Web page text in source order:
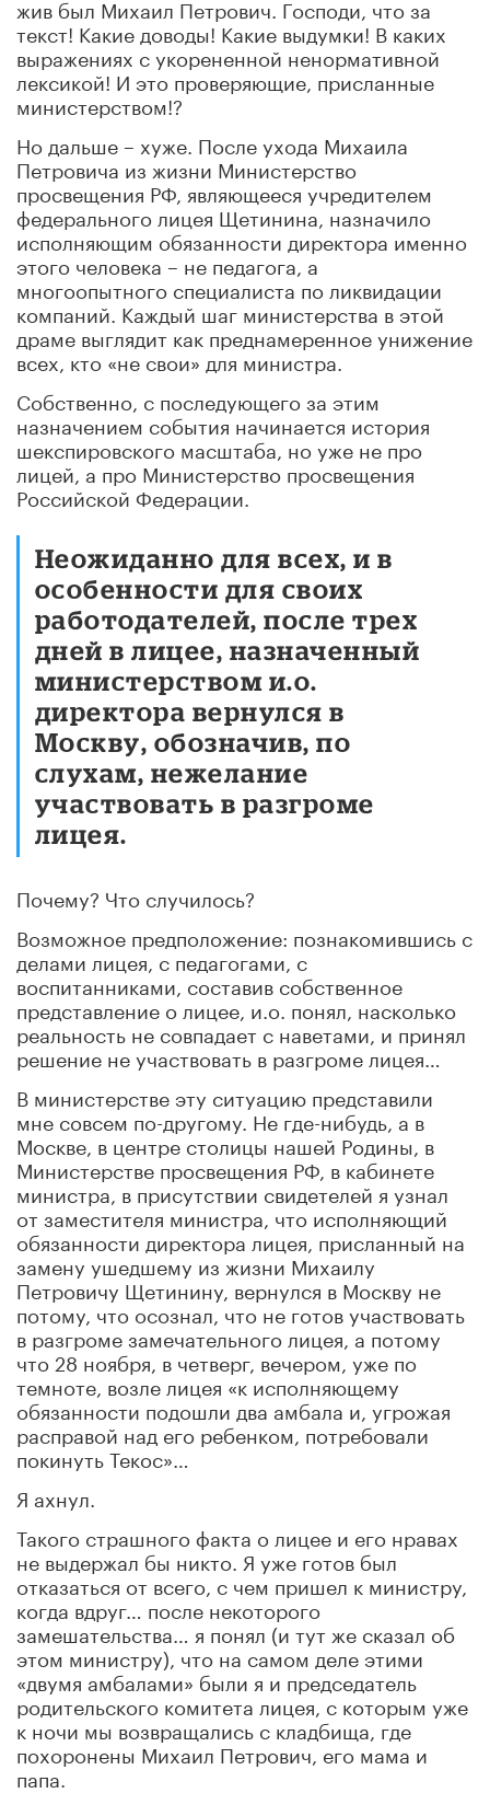
жив был Михаил Петрович. Господи, что за
текст! Какие доводы! Какие выдумки! В каких
выражениях с укорененной ненормативной
лексикой! И это проверяющие, присланные
министерством!?
Но дальше – хуже. После ухода Михаила
Петровича из жизни Министерство
просвещения РФ, являющееся учредителем
федерального лицея Щетинина, назначило
исполняющим обязанности директора именно
этого человека – не педагога, а
многоопытного специалиста по ликвидации
компаний. Каждый шаг министерства в этой
драме выглядит как преднамеренное унижение
всех, кто «не свои» для министра.
Собственно, с последующего за этим
назначением события начинается история
шекспировского масштаба, но уже не про
лицей, а про Министерство просвещения
Российской Федерации.
Неожиданно для всех, и в
особенности для своих
работодателей, после трех
дней в лицее, назначенный
министерством и.о.
директора вернулся в
Москву, обозначив, по
слухам, нежелание
участвовать в разгроме
лицея.
Почему? Что случилось?
Возможное предположение: познакомившись с
делами лицея, с педагогами, с
воспитанниками, составив собственное
представление о лицее, и.о. понял, насколько
реальность не совпадает с наветами, и принял
решение не участвовать в разгроме лицея…
В министерстве эту ситуацию представили
мне совсем по-другому. Не где-нибудь, а в
Москве, в центре столицы нашей Родины, в
Министерстве просвещения РФ, в кабинете
министра, в присутствии свидетелей я узнал
от заместителя министра, что исполняющий
обязанности директора лицея, присланный на
замену ушедшему из жизни Михаилу
Петровичу Щетинину, вернулся в Москву не
потому, что осознал, что не готов участвовать
в разгроме замечательного лицея, а потому
что 28 ноября, в четверг, вечером, уже по
темноте, возле лицея «к исполняющему
обязанности подошли два амбала и, угрожая
расправой над его ребенком, потребовали
покинуть Текос»…
Я ахнул.
Такого страшного факта о лицее и его нравах
не выдержал бы никто. Я уже готов был
отказаться от всего, с чем пришел к министру,
когда вдруг… после некоторого
замешательства… я понял (и тут же сказал об
этом министру), что на самом деле этими
«двумя амбалами» были я и председатель
родительского комитета лицея, с которым уже
к ночи мы возвращались с кладбища, где
похоронены Михаил Петрович, его мама и
папа.